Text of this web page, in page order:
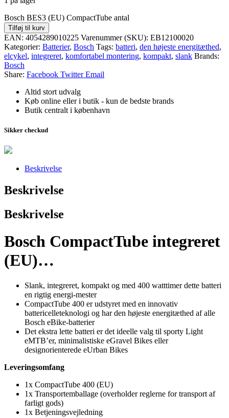
Bosch BES3 (EU) CompactTube antal
Tilføj til kurv
EAN: 4054289010225 Varenummer (SKU): EB12100020
Kategorier: Batterier, Bosch Tags: batteri, den højeste energitæthed,
elcykel, integreret, komfortabel montering, kompakt, slank Brands:
Bosch
Share: Facebook Twitter Email
Altid stort udvalg
Køb online eller i butik - kun de bedste brands
Butik centralt i københavn
Sikker checkud
Beskrivelse
Beskrivelse
Beskrivelse
Bosch CompactTube integreret
(EU)…
Slank, integreret, kompakt og med 400 watttimer dette batteri
en rigtig energi-mester
CompactTube 400 er udstyret med en innovativ
battericelleteknologi og har den højeste energitæthed af alle
Bosch eBike-batterier
Det ekstra lette batteri er det ideelle valg til sporty Light
eMTB’er, minimalistiske eGravel Bikes eller
designorienterede eUrban Bikes
Leveringsomfang
1x CompactTube 400 (EU)
1x Transportemballage (overholder reglerne for transport af
farligt gods)
1x Betjeningsvejledning